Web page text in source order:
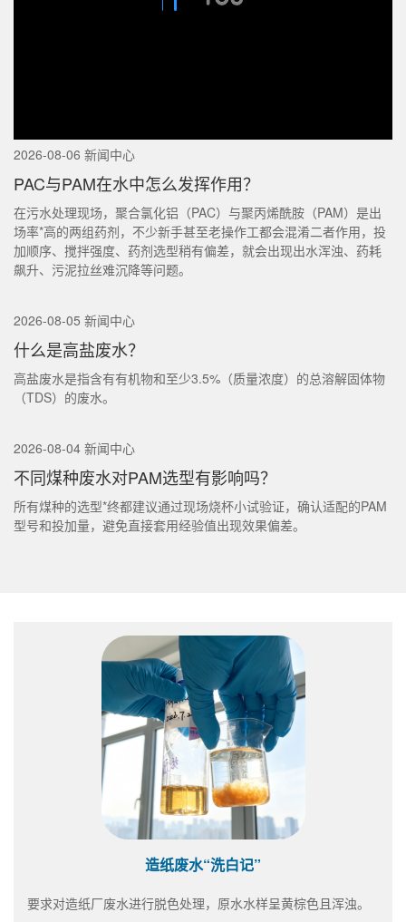
2026-08-06 新闻中心
PAC与PAM在水中怎么发挥作用？
在污水处理现场，聚合氯化铝（PAC）与聚丙烯酰胺（PAM）是出
场率*高的两组药剂，不少新手甚至老操作工都会混淆二者作用，投
加顺序、搅拌强度、药剂选型稍有偏差，就会出现出水浑浊、药耗
飙升、污泥拉丝难沉降等问题。
2026-08-05 新闻中心
什么是高盐废水？
高盐废水是指含有有机物和至少3.5%（质量浓度）的总溶解固体物
（TDS）的废水。
2026-08-04 新闻中心
不同煤种废水对PAM选型有影响吗？
所有煤种的选型*终都建议通过现场烧杯小试验证，确认适配的PAM
型号和投加量，避免直接套用经验值出现效果偏差。
造纸废水“洗白记”
要求对造纸厂废水进行脱色处理，原水水样呈黄棕色且浑浊。